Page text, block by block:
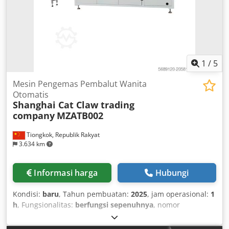
1 / 5
Tiongkok, Republik Rakyat
3.634 km
Mesin Pengemas Pembalut Wanita
Otomatis
Shanghai Cat Claw trading
company MZATB002
Informasi harga Hubungi
Kondisi: baru, Tahun pembuatan: 2025, jam operasional: 1
h, Fungsionalitas: berfungsi sepenuhnya, nomor
, masa garansi:
total:14.000 mm, lebar total:1.000 mm, panjang total: